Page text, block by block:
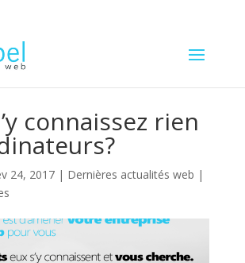
connaissez rien
24, 2017| Dernières actualités web |